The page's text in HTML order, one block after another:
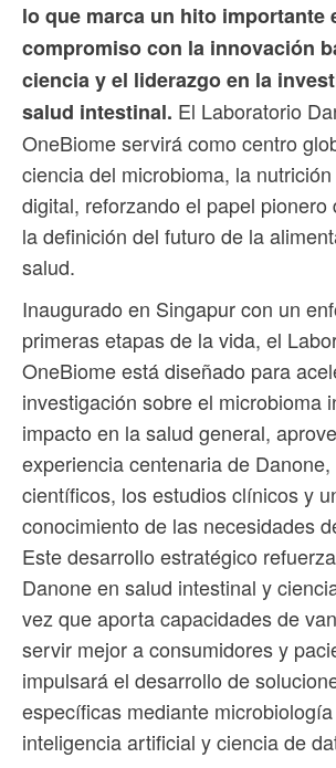
lo que marca un hito importante
compromiso con la innovación
ciencia y el liderazgo en la
salud intestinal. El Laboratorio
OneBiome servirá como centro
ciencia del microbioma, la
digital, reforzando el papel pionero
la definición del futuro de la
salud.
Inaugurado en Singapur con un
primeras etapas de la vida, el
OneBiome está diseñado para
investigación sobre el microbioma
impacto en la salud general,
experiencia centenaria de
científicos, los estudios clínicos y
conocimiento de las necesidades
Este desarrollo estratégico
Danone en salud intestinal y
vez que aporta capacidades de
servir mejor a consumidores y
impulsará el desarrollo de
específicas mediante
inteligencia artificial y ciencia de